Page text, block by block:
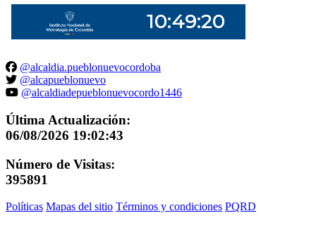
@alcaldia.pueblonuevocordoba
@alcapueblonuevo
@alcaldiadepueblonuevocordo1446
Última Actualización:
06/08/2026 19:02:43
Número de Visitas:
395891
Políticas Mapas del sitio Términos y condiciones PQRD